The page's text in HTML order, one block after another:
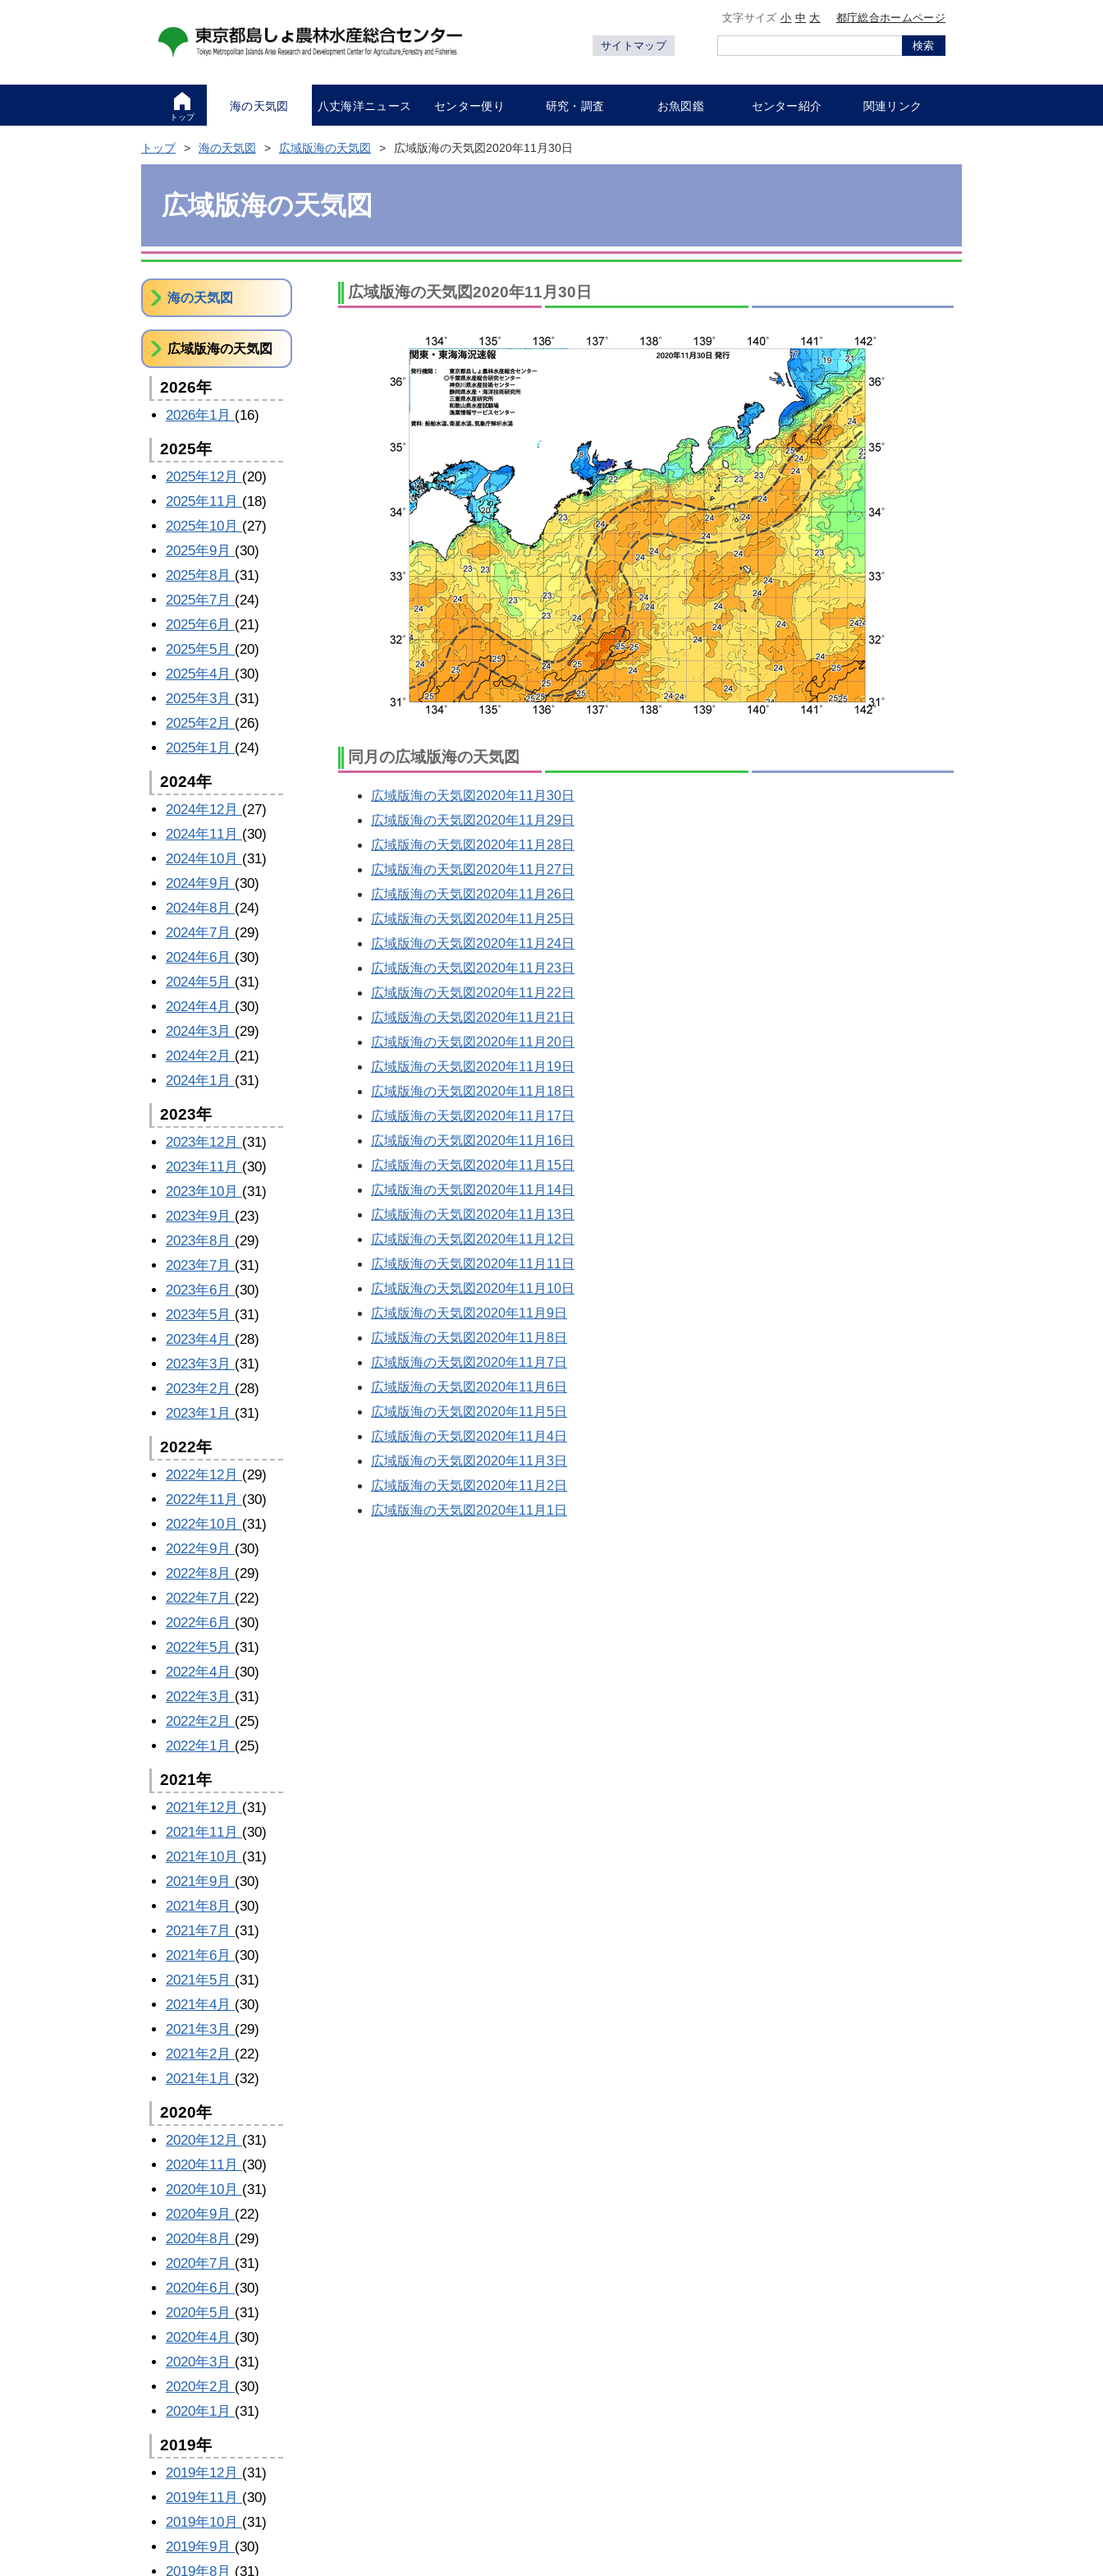
文字サイズ小 中 大 都庁総合ホームページ
サイトマップ 検索
トップ
海の天気図 八丈海洋ニュース センター便り 研究・調査 お魚図鑑 センター紹介 関連リンク
トップ 海の天気図 広域版海の天気図 広域版海の天気図2020年11月30日
広域版海の天気図
広域版海の天気図2020年11月30日
同月の広域版海の天気図
広域版海の天気図2020年11月30日
広域版海の天気図2020年11月29日
広域版海の天気図2020年11月28日
広域版海の天気図2020年11月27日
広域版海の天気図2020年11月26日
広域版海の天気図2020年11月25日
広域版海の天気図2020年11月24日
広域版海の天気図2020年11月23日
広域版海の天気図2020年11月22日
広域版海の天気図2020年11月21日
広域版海の天気図2020年11月20日
広域版海の天気図2020年11月19日
広域版海の天気図2020年11月18日
広域版海の天気図2020年11月17日
広域版海の天気図2020年11月16日
広域版海の天気図2020年11月15日
広域版海の天気図2020年11月14日
広域版海の天気図2020年11月13日
広域版海の天気図2020年11月12日
広域版海の天気図2020年11月11日
広域版海の天気図2020年11月10日
広域版海の天気図2020年11月9日
広域版海の天気図2020年11月8日
広域版海の天気図2020年11月7日
広域版海の天気図2020年11月6日
広域版海の天気図2020年11月5日
広域版海の天気図2020年11月4日
広域版海の天気図2020年11月3日
広域版海の天気図2020年11月2日
広域版海の天気図2020年11月1日
海の天気図
広域版海の天気図
2026年
2026年1月 (16)
2025年
2025年12月 (20)
2025年11月 (18)
2025年10月 (27)
2025年9月 (30)
2025年8月 (31)
2025年7月 (24)
2025年6月 (21)
2025年5月 (20)
2025年4月 (30)
2025年3月 (31)
2025年2月 (26)
2025年1月 (24)
2024年
2024年12月 (27)
2024年11月 (30)
2024年10月 (31)
2024年9月 (30)
2024年8月 (24)
2024年7月 (29)
2024年6月 (30)
2024年5月 (31)
2024年4月 (30)
2024年3月 (29)
2024年2月 (21)
2024年1月 (31)
2023年
2023年12月 (31)
2023年11月 (30)
2023年10月 (31)
2023年9月 (23)
2023年8月 (29)
2023年7月 (31)
2023年6月 (30)
2023年5月 (31)
2023年4月 (28)
2023年3月 (31)
2023年2月 (28)
2023年1月 (31)
2022年
2022年12月 (29)
2022年11月 (30)
2022年10月 (31)
2022年9月 (30)
2022年8月 (29)
2022年7月 (22)
2022年6月 (30)
2022年5月 (31)
2022年4月 (30)
2022年3月 (31)
2022年2月 (25)
2022年1月 (25)
2021年
2021年12月 (31)
2021年11月 (30)
2021年10月 (31)
2021年9月 (30)
2021年8月 (30)
2021年7月 (31)
2021年6月 (30)
2021年5月 (31)
2021年4月 (30)
2021年3月 (29)
2021年2月 (22)
2021年1月 (32)
2020年
2020年12月 (31)
2020年11月 (30)
2020年10月 (31)
2020年9月 (22)
2020年8月 (29)
2020年7月 (31)
2020年6月 (30)
2020年5月 (31)
2020年4月 (30)
2020年3月 (31)
2020年2月 (30)
2020年1月 (31)
2019年
2019年12月 (31)
2019年11月 (30)
2019年10月 (31)
2019年9月 (30)
2019年8月 (31)